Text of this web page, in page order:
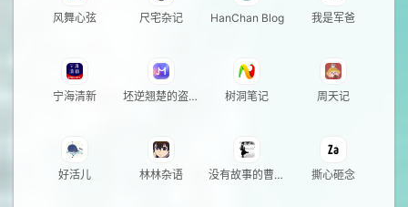
风舞心弦 尺宅杂记 HanChan Blog 我是军爸
宁海清新
坯逆翘楚的盗闲
树洞笔记 周天记
好活儿 林林杂语
没有故事的曹同
撕心砸念